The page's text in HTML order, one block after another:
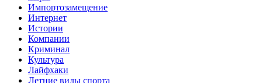
Импортозамещение
Интернет
Истории
Компании
Криминал
Культура
Лайфхаки
Летние виды спорта